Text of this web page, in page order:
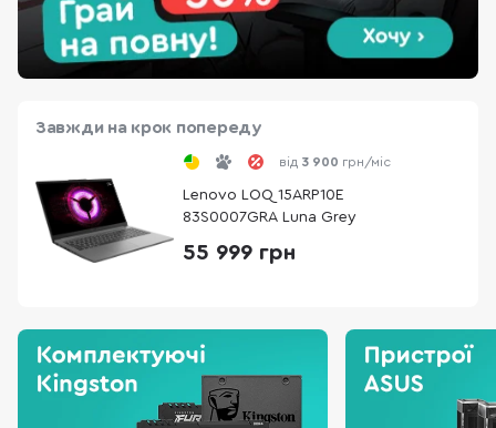
Завжди на крок попереду
від 3 900 грн/міс
Lenovo LOQ 15ARP10E
83S0007GRA Luna Grey
55 999 грн